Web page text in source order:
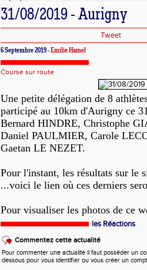
31/08/2019 - Aurigny
Tweet
6 Septembre 2019 -Emilie Hamel
Course sur route
Une petite délégation de 8
participé au 10km d'Aurigny ce
Bernard HINDRE, Christophe
Daniel PAULMIER, Carole
Gaetan LE NEZET.
Pour l'instant, les résultats sur le
...voici le lien où ces derniers
Pour visualiser les photos de ce
les Réactions
Commentez cette actualité
Pour commenter une actualité il faut posséder un
dessous pour vous identifier ou vous créer un